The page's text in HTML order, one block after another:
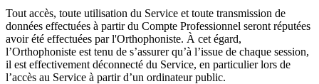
Tout accès, toute utilisation du Service et toute transmission de
données effectuées à partir du Compte Professionnel seront réputées
avoir été effectuées par l'Orthophoniste. À cet égard,
l’Orthophoniste est tenu de s’assurer qu’à l’issue de chaque session,
il est effectivement déconnecté du Service, en particulier lors de
l’accès au Service à partir d’un ordinateur public.